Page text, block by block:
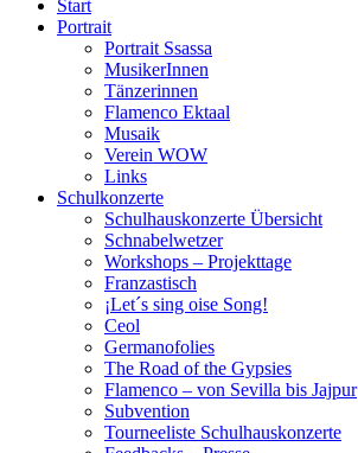
Start
Portrait
Portrait Ssassa
MusikerInnen
Tänzerinnen
Flamenco Ektaal
Musaik
Verein WOW
Links
Schulkonzerte
Schulhauskonzerte Übersicht
Schnabelwetzer
Workshops – Projekttage
Franzastisch
¡Let´s sing oise Song!
Ceol
Germanofolies
The Road of the Gypsies
Flamenco – von Sevilla bis Jajpur
Subvention
Tourneeliste Schulhauskonzerte